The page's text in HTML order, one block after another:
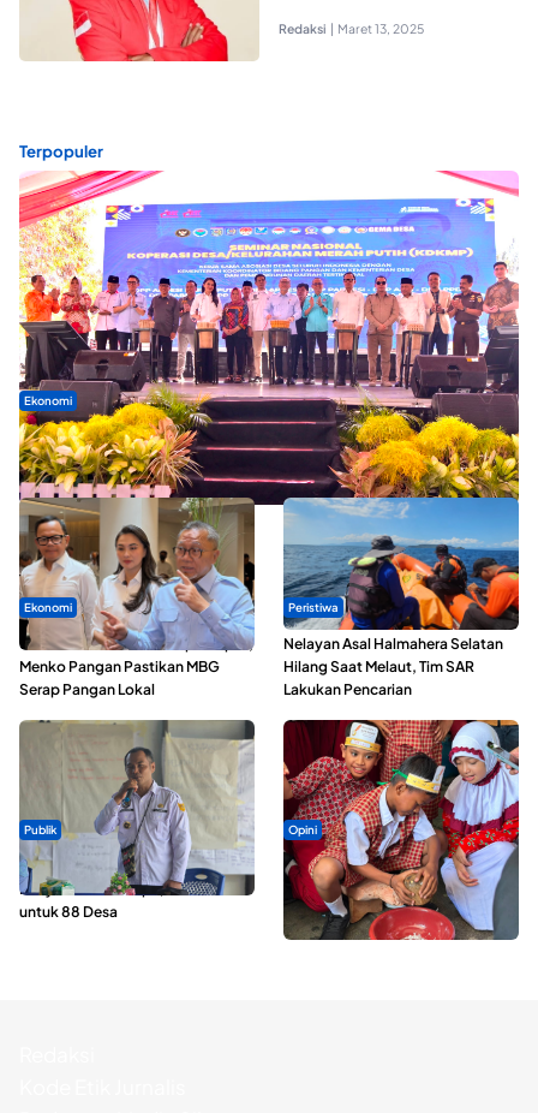
Redaksi | Maret 13, 2025
Terpopuler
Ekonomi
Seminar di Ternate, Mendes Perkuat Sinergi Percepatan
Kopdes Merah Putih
Ekonomi
SPPG di Maluku Utara Dipercepat,
Menko Pangan Pastikan MBG
Serap Pangan Lokal
Peristiwa
Nelayan Asal Halmahera Selatan
Hilang Saat Melaut, Tim SAR
Lakukan Pencarian
Publik
ABDESI Morotai Apresiasi
Penyaluran ADD Rp3,13 Miliar
untuk 88 Desa
Opini
Tak Sekadar Memarut Kelapa,
Kukuran Tongole Jadi Media
Belajar Etnosains